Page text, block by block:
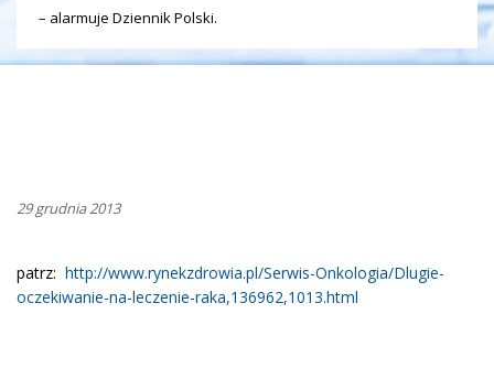
– alarmuje Dziennik Polski.
29 grudnia 2013
patrz: http://www.rynekzdrowia.pl/Serwis-Onkologia/Dlugie-
oczekiwanie-na-leczenie-raka,136962,1013.html